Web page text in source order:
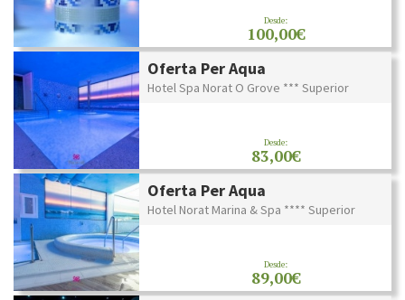
Desde:
100,00€
Oferta Per Aqua
Hotel Spa Norat O Grove *** Superior
Desde:
83,00€
Oferta Per Aqua
Hotel Norat Marina & Spa **** Superior
Desde:
89,00€